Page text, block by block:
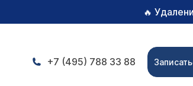
🔥
+7 (495) 788 33 88